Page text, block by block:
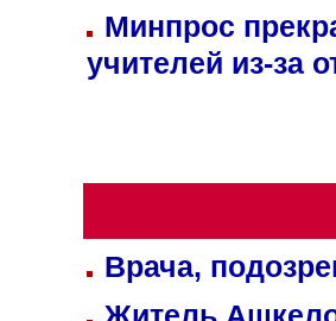
Минпрос
учителей из-за
Врача,